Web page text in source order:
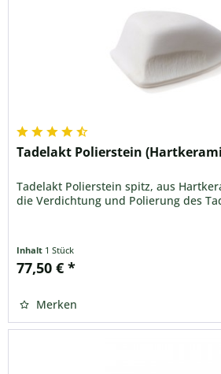
Tadelakt Polierstein
Tadelakt Polierstein spitz, aus
die Verdichtung und Polierung des
Inhalt 1 Stück
77,50 € *
Merken